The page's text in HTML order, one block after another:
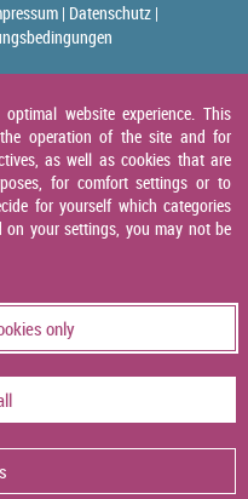
| Datenschutz |
website experience. This
operation of the site and for
as well as cookies that are
for comfort settings or to
for yourself which categories
your settings, you may not be
only